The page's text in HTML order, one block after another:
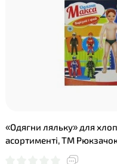
«Одягни ляльку» для
асортименті, ТМ